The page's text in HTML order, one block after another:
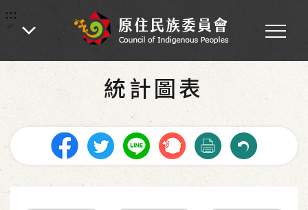
:::
:::
首頁 統計圖表
統計圖表